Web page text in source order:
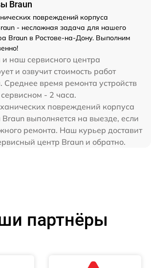
Braun
повреждений корпуса
- несложная задача для нашего
Braun в Ростове-на-Дону. Выполним
наш сервисного центра
и озвучит стоимость работ
Среднее время ремонта устройств
- 2 часа.
повреждений корпуса
Braun выполняется на выезде, если
ремонта. Наш курьер доставит
центр Braun и обратно.
партнёры